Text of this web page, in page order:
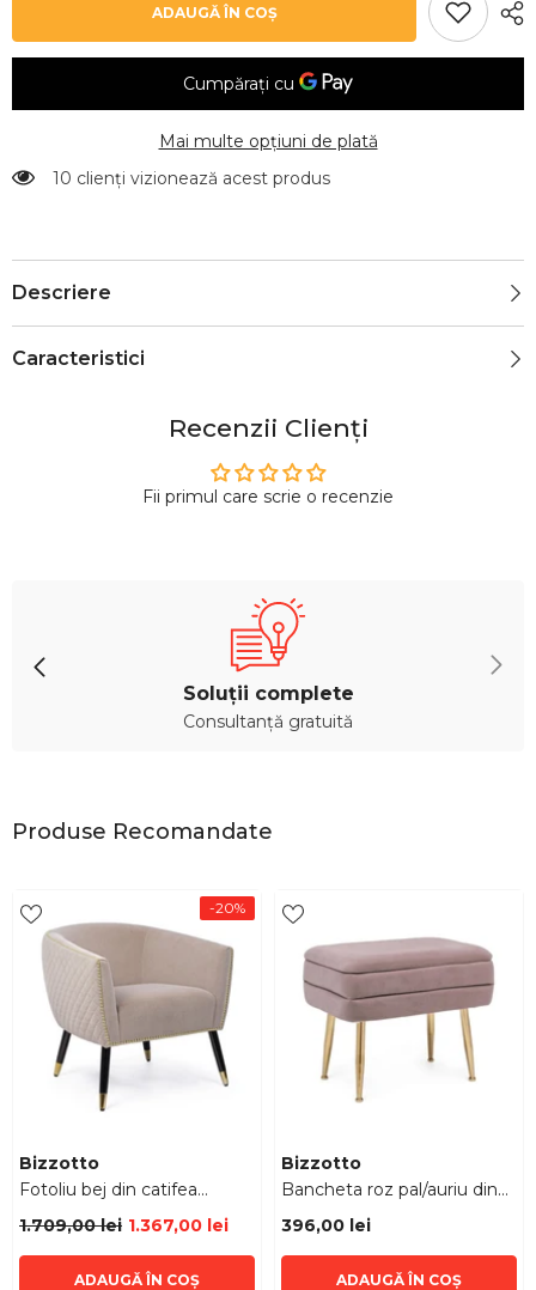
poliester
si
Bizzotto
poliester
si
Bizzotto
ADAUGĂ ÎN COȘ
Mai multe opțiuni de plată
10 clienți vizionează acest produs
Descriere
Caracteristici
Recenzii Clienți
Fii primul care scrie o recenzie
Soluții complete
Consultanță gratuită
Produse Recomandate
-20%
Furnizor:
Bizzotto
Fotoliu bej din catifea
Bizzotto
1.709,00 lei 1.367,00 lei
ADAUGĂ ÎN COȘ
Furnizor:
Bizzotto
Bancheta roz pal/auriu din
cm Pavlina Bizzotto
396,00 lei
ADAUGĂ ÎN COȘ